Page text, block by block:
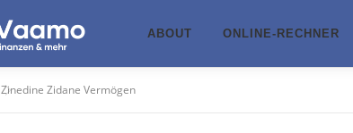
ABOUT ONLINE-RECHNER
Zinedine Zidane Vermögen